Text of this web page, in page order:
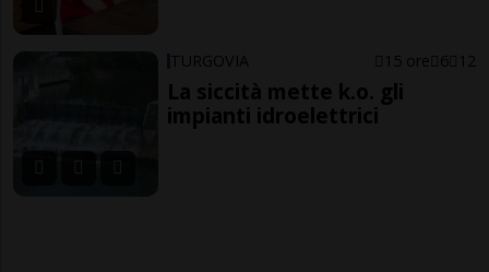
TURGOVIA 15 ore 6 12
La siccità mette k.o. gli
impianti idroelettrici